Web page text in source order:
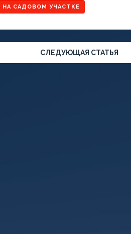
САДОВОМ УЧАСТКЕ
СЛЕДУЮЩАЯ СТАТЬЯ